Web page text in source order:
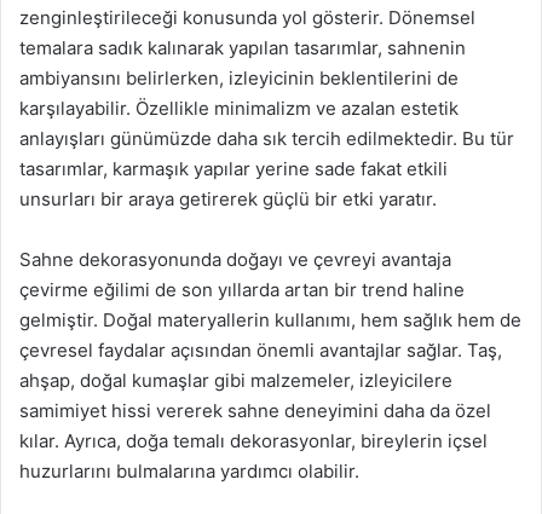
zenginleştirileceği konusunda yol gösterir. Dönemsel
temalara sadık kalınarak yapılan tasarımlar, sahnenin
ambiyansını belirlerken, izleyicinin beklentilerini de
karşılayabilir. Özellikle minimalizm ve azalan estetik
anlayışları günümüzde daha sık tercih edilmektedir. Bu tür
tasarımlar, karmaşık yapılar yerine sade fakat etkili
unsurları bir araya getirerek güçlü bir etki yaratır.
Sahne dekorasyonunda doğayı ve çevreyi avantaja
çevirme eğilimi de son yıllarda artan bir trend haline
gelmiştir. Doğal materyallerin kullanımı, hem sağlık hem de
çevresel faydalar açısından önemli avantajlar sağlar. Taş,
ahşap, doğal kumaşlar gibi malzemeler, izleyicilere
samimiyet hissi vererek sahne deneyimini daha da özel
kılar. Ayrıca, doğa temalı dekorasyonlar, bireylerin içsel
huzurlarını bulmalarına yardımcı olabilir.